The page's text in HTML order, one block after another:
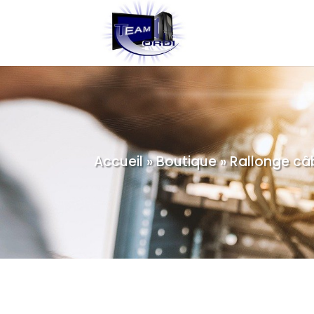
Accueil»Boutique»Rallonge